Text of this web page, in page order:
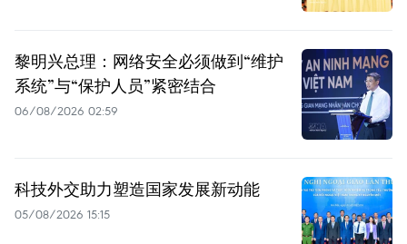
黎明兴总理：网络安全必须做到“维护
系统”与“保护人员”紧密结合
06/08/2026 02:59
科技外交助力塑造国家发展新动能
05/08/2026 15:15